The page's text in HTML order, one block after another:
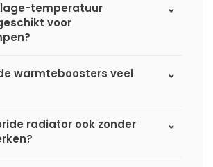
lage-temperatuur
voor
warmteboosters veel
radiator ook zonder